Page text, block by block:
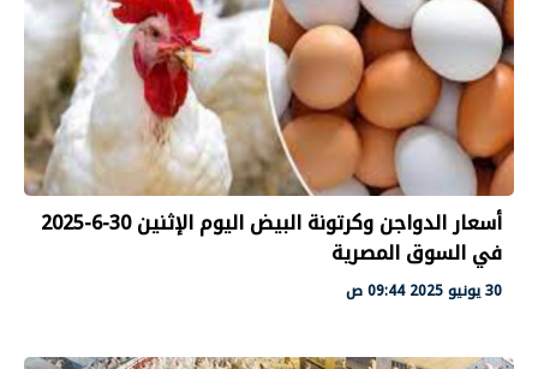
أسعار الدواجن وكرتونة البيض اليوم الإثنين 30-6-2025
في السوق المصرية
30 يونيو 2025 09:44 ص